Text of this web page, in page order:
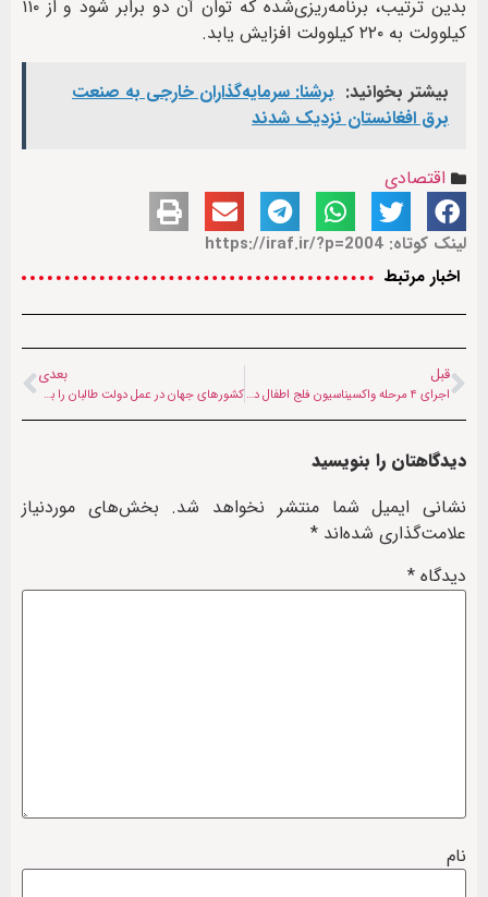
بدین ترتیب، برنامه‌ریزی‌شده که توان آن دو برابر شود و از ۱۱۰
کیلوولت به ۲۲۰ کیلوولت افزایش یابد.
بیشتر بخوانید: برشنا: سرمایه‌گذاران خارجی به صنعت
برق افغانستان نزدیک شدند
اقتصادی
لینک کوتاه: https://iraf.ir/?p=2004
اخبار مرتبط
قبل
اجرای ۴ مرحله واکسیناسیون فلج اطفال در افغانستان در سال جاری میلادی
بعدی
کشورهای جهان در عمل دولت طالبان را به رسمیت شناخته‌اند
دیدگاهتان را بنویسید
نشانی ایمیل شما منتشر نخواهد شد. بخش‌های موردنیاز
علامت‌گذاری شده‌اند *
دیدگاه *
نام